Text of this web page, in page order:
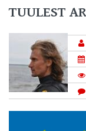
TUULEST